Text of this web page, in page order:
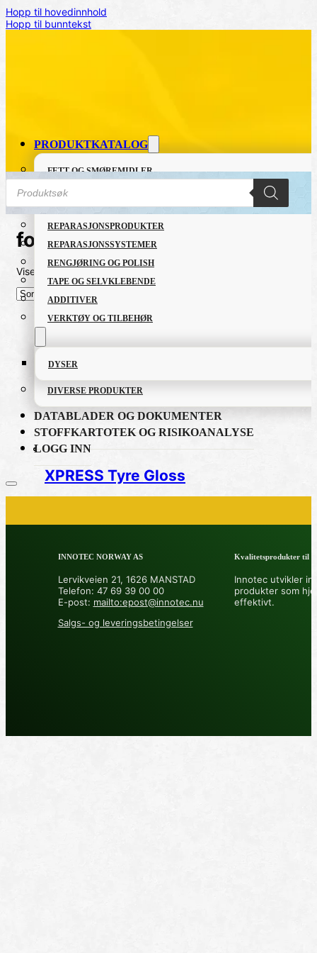
Hopp til hovedinnhold
Hopp til bunntekst
PRODUKTKATALOG
FETT OG SMØREMIDLER
GRUNNING OG LAKK
LIM OG TETTEMASSER
REPARASJONSPRODUKTER
REPARASJONSSYSTEMER
RENGJØRING OG POLISH
TAPE OG SELVKLEBENDE
ADDITIVER
VERKTØY OG TILBEHØR
DYSER
DIVERSE PRODUKTER
DATABLADER OG DOKUMENTER
STOFFKARTOTEK OG RISIKOANALYSE
LOGG INN
PRODUKTKATALOG
GRUNNING OG LAKK
LIM OG TETTEMASSER
Products
search
fornye
Viser det ene resultatet
XPRESS Tyre Gloss
INNOTEC NORWAY AS
Lervikveien 21, 1626 MANSTAD
Telefon: 47 69 39 00 00
E-post: mailto:epost@innotec.nu
Salgs- og leveringsbetingelser
Kvalitetsprodukter til å
Innotec utvikler
produkter som
effektivt.